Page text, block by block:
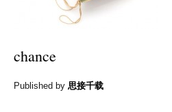
chance
Published by 思接千载